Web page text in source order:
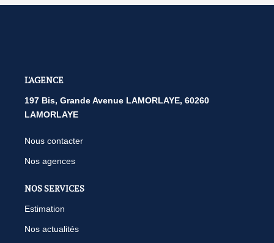
L'AGENCE
197 Bis, Grande Avenue LAMORLAYE, 60260
LAMORLAYE
Nous contacter
Nos agences
NOS SERVICES
Estimation
Nos actualités